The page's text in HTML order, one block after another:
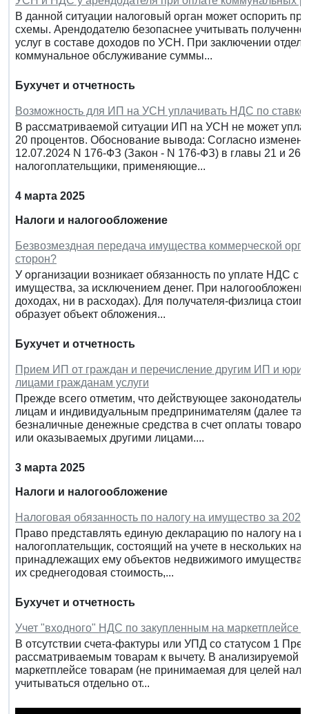
В данной ситуации налоговый орган может оспорить
схемы. Арендодателю безопаснее учитывать
услуг в составе доходов по УСН. При заключении
коммунальное обслуживание суммы...
Бухучет и отчетность
Возможность для ИП на УСН уплачивать НДС по ставке
В рассматриваемой ситуации ИП на УСН не может
20 процентов. Обоснование вывода: Согласно
12.07.2024 N 176-ФЗ (Закон - N 176-ФЗ) в главы 21 и
налогоплательщики, применяющие...
4 марта 2025
Налоги и налогообложение
Безвозмездная передача имущества коммерческой
сторон?
У организации возникает обязанность по уплате НДС с
имущества, за исключением денег. При
доходах, ни в расходах). Для получателя-физлица
образует объект обложения...
Бухучет и отчетность
Прием ИП от граждан и перечисление другим ИП и
лицами гражданам услуги
Прежде всего отметим, что действующее
лицам и индивидуальным предпринимателям (далее
безналичные денежные средства в счет оплаты
или оказываемых другими лицами....
3 марта 2025
Налоги и налогообложение
Налоговая обязанность по налогу на имущество за
Право представлять единую декларацию по налогу на
налогоплательщик, состоящий на учете в нескольких
принадлежащих ему объектов недвижимого имущества,
их среднегодовая стоимость,...
Бухучет и отчетность
Учет "входного" НДС по закупленным на маркетплейсе
В отсутствии счета-фактуры или УПД со статусом 1
рассматриваемым товарам к вычету. В
маркетплейсе товарам (не принимаемая для целей
учитываться отдельно от...